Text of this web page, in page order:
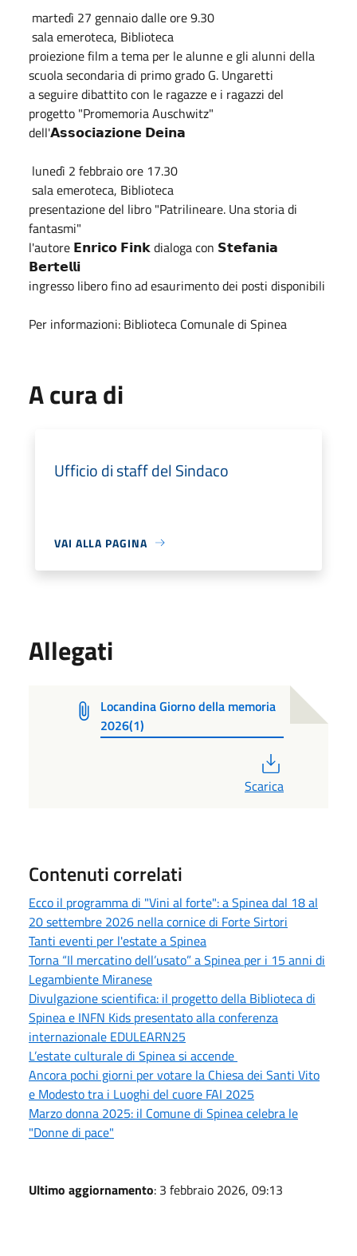
martedì 27 gennaio dalle ore 9.30
sala emeroteca, Biblioteca
proiezione film a tema per le alunne e gli alunni della
scuola secondaria di primo grado G. Ungaretti
a seguire dibattito con le ragazze e i ragazzi del
progetto "Promemoria Auschwitz"
dell'𝗔𝘀𝘀𝗼𝗰𝗶𝗮𝘇𝗶𝗼𝗻𝗲 𝗗𝗲𝗶𝗻𝗮
lunedì 2 febbraio ore 17.30
sala emeroteca, Biblioteca
presentazione del libro "Patrilineare. Una storia di
fantasmi"
l'autore 𝗘𝗻𝗿𝗶𝗰𝗼 𝗙𝗶𝗻𝗸 dialoga con 𝗦𝘁𝗲𝗳𝗮𝗻𝗶𝗮
𝗕𝗲𝗿𝘁𝗲𝗹𝗹𝗶
ingresso libero fino ad esaurimento dei posti disponibili
Per informazioni: Biblioteca Comunale di Spinea
A cura di
Ufficio di staff del Sindaco
VAI ALLA PAGINA
Allegati
Locandina Giorno della memoria
2026(1)
Scarica
Contenuti correlati
Ecco il programma di "Vini al forte": a Spinea dal 18 al
20 settembre 2026 nella cornice di Forte Sirtori
Tanti eventi per l'estate a Spinea
Torna “Il mercatino dell’usato” a Spinea per i 15 anni di
Legambiente Miranese
Divulgazione scientifica: il progetto della Biblioteca di
Spinea e INFN Kids presentato alla conferenza
internazionale EDULEARN25
L’estate culturale di Spinea si accende
Ancora pochi giorni per votare la Chiesa dei Santi Vito
e Modesto tra i Luoghi del cuore FAI 2025
Marzo donna 2025: il Comune di Spinea celebra le
"Donne di pace"
Ultimo aggiornamento: 3 febbraio 2026, 09:13